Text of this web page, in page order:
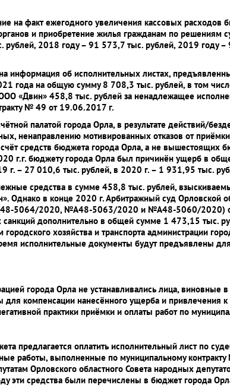
на факт ежегодного увеличения кассовых расходов
и приобретение жилья гражданам по решениям
2018 году – 91 573,7 тыс. рублей, 2019 году
информация об исполнительных листах,
года на общую сумму 8 708,3 тыс. рублей, в том
«Двин» 458,8 тыс. рублей за ненадлежащее
№ 49 от 19.06.2017 г.
палатой города Орла, в результате действий/
ненаправлению мотивированных отказов от
средств бюджета города Орла, а не вышестоящих
г.г. бюджету города Орла был причинён ущерб в
г. – 27 010,6 тыс. рублей, в 2020 г. – 1 931,95 тыс.
средства в сумме 458,8 тыс. рублей,
Однако в конце 2020 г. Арбитражный суд Орловской
5064/2020, №А48-5063/2020 и №А48-5060/2020) о
дополнительно в общей сумме 1 473,15 тыс.
хозяйства и транспорта администрации
исполнительные документы будут предъявлены
города Орла не устанавливались лица, виновные
компенсации нанесённого ущерба и привлечения к
практики приёмки и оплаты работ по
предлагается оплатить исполнительный лист по
работы, выполненные по муниципальному
Орловского областного Совета народных
эти средства были перечислены в бюджет города